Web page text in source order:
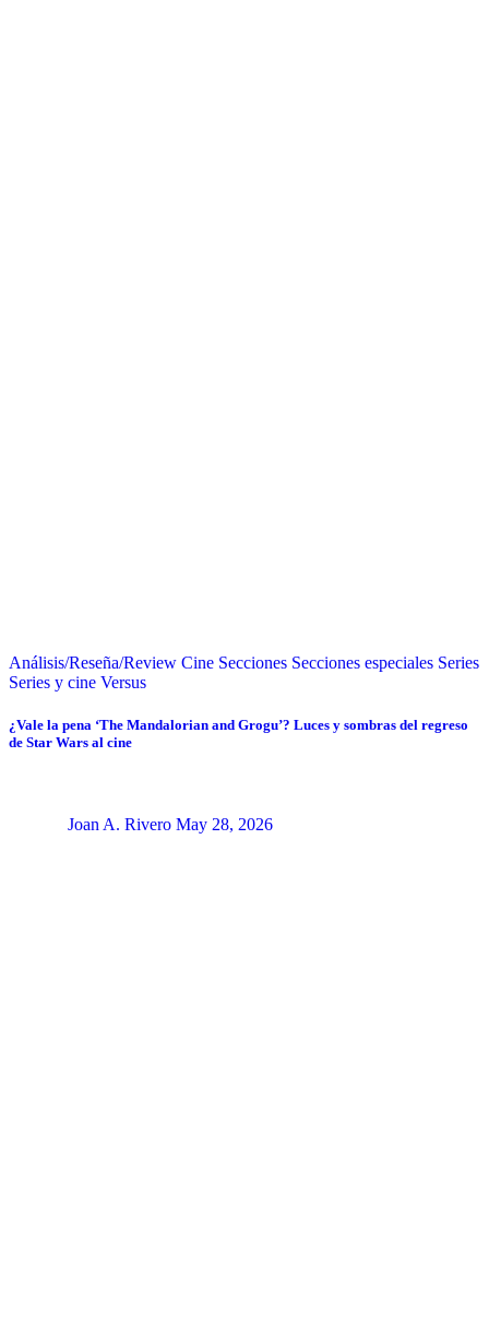
Análisis/Reseña/Review Cine Secciones Secciones especiales Series
Series y cine Versus
¿Vale la pena ‘The Mandalorian and Grogu’? Luces y sombras del regreso
de Star Wars al cine
Joan A. Rivero May 28, 2026